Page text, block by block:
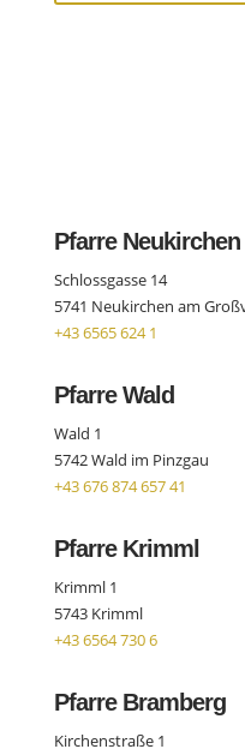
Pfarre Neukirchen
Schlossgasse 14
5741 Neukirchen am
+43 6565 624 1
Pfarre Wald
Wald 1
5742 Wald im Pinzgau
+43 676 874 657 41
Pfarre Krimml
Krimml 1
5743 Krimml
+43 6564 730 6
Pfarre Bramberg
Kirchenstraße 1